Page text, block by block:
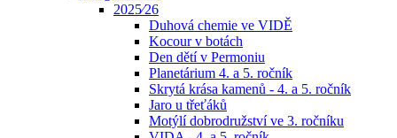
2025⁄26
Duhová chemie ve VIDĚ
Kocour v botách
Den dětí v Permoniu
Planetárium 4. a 5. ročník
Skrytá krása kamenů - 4. a 5. ročník
Jaro u třeťáků
Motýlí dobrodružství ve 3. ročníku